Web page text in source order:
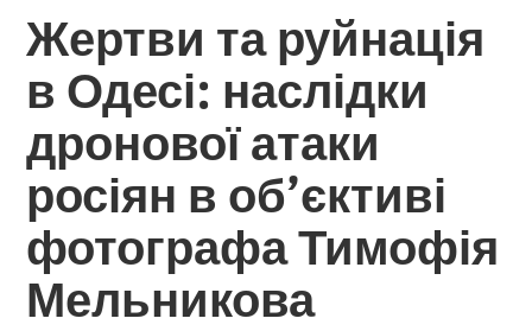
Жертви та руйнація
в Одесі: наслідки
дронової атаки
росіян в об’єктиві
фотографа Тимофія
Мельникова